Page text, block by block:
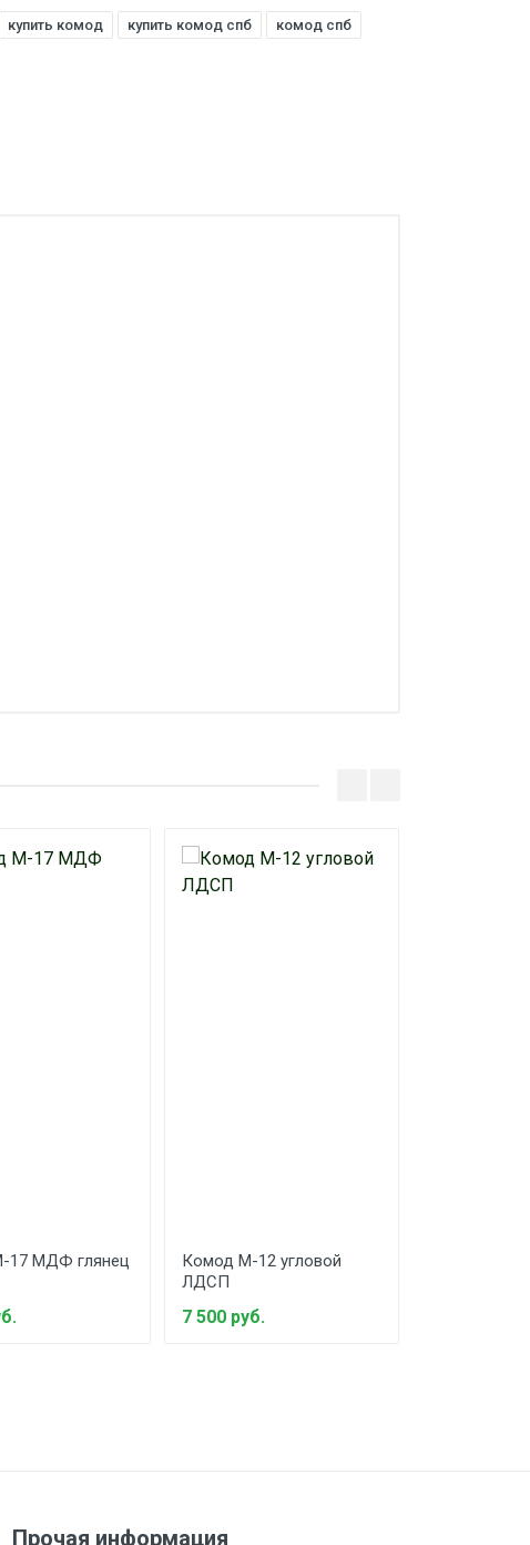
купить комод купить комод спб комод спб
17 МДФ глянец
Комод М-12 угловой
ЛДСП
7 500 руб.
Прочая информация